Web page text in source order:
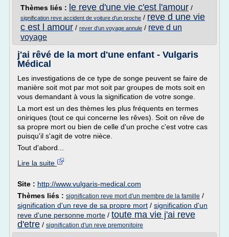
Thèmes liés : le reve d'une vie c'est l'amour /
signification reve accident de voiture d'un proche / reve d une vie
c est l amour / rever d'un voyage annule / reve d un
voyage
j'ai rêvé de la mort d'une enfant - Vulgaris
Médical
Les investigations de ce type de songe peuvent se faire de
manière soit mot par mot soit par groupes de mots soit en
vous demandant à vous la signification de votre songe.
La mort est un des thèmes les plus fréquents en termes
oniriques (tout ce qui concerne les rêves). Soit on rêve de
sa propre mort ou bien de celle d'un proche c'est votre cas
puisqu'il s'agit de votre nièce.
Tout d'abord...
Lire la suite
Site : http://www.vulgaris-medical.com
Thèmes liés : signification reve mort d'un membre de la famille /
signification d'un reve de sa propre mort / signification d'un
reve d'une personne morte / toute ma vie j'ai reve
d'etre / signification d'un reve premonitoire